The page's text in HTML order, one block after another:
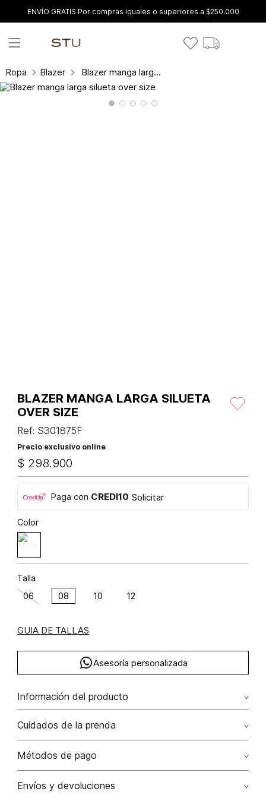
ENVÍO GRATIS Por compras iguales o superiores a $250.000
Ropa Blazer Blazer manga larga silueta over size
BLAZER MANGA LARGA SILUETA
OVER SIZE
Ref: S301875F
Precio exclusivo online
$ 298.900
Paga con CREDI10 Solicitar
Color
Talla
06 08 10 12
GUIA DE TALLAS
Asesoría personalizada
Información del producto
Blazer manga larga silueta over size poliéster 96% elastano
4% 96.00% poliéster/polyester4.00% elastano/elastane
Cuidados de la prenda
Lavado profesional en seco los tonos oscuros sueltan
No lavar
Métodos de pago
Tarjetas de crédito: Visa, Dinners, Master Card y American
Envíos y devoluciones